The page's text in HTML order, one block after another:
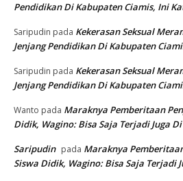
Pendidikan Di Kabupaten Ciamis, Ini
Saripudin pada Kekerasan Seksual
Jenjang Pendidikan Di Kabupaten
Saripudin pada Kekerasan Seksual
Jenjang Pendidikan Di Kabupaten
Wanto pada Maraknya Pemberitaan
Didik, Wagino: Bisa Saja Terjadi Juga
Saripudin pada Maraknya
Siswa Didik, Wagino: Bisa Saja Terjadi